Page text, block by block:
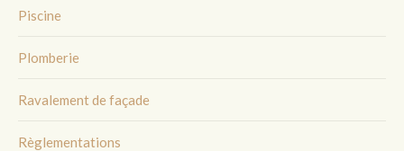
Piscine
Plomberie
Ravalement de façade
Règlementations